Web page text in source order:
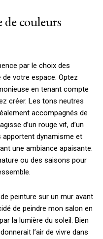
de couleurs
par le choix des
votre espace. Optez
en tenant compte
créer. Les tons neutres
accompagnés de
d’un rouge vif, d’un
apportent dynamisme et
une ambiance apaisante.
ou des saisons pour
peinture sur un mur avant
de peindre mon salon en
la lumière du soleil. Bien
l’air de vivre dans